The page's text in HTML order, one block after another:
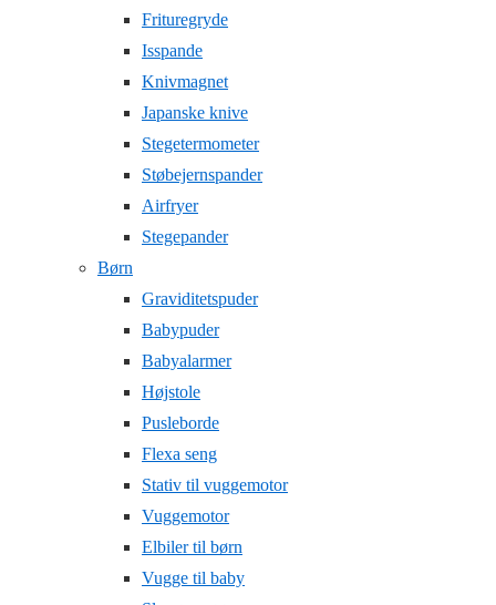
Frituregryde
Isspande
Knivmagnet
Japanske knive
Stegetermometer
Støbejernspander
Airfryer
Stegepander
Børn
Graviditetspuder
Babypuder
Babyalarmer
Højstole
Pusleborde
Flexa seng
Stativ til vuggemotor
Vuggemotor
Elbiler til børn
Vugge til baby